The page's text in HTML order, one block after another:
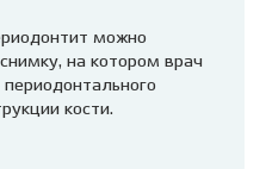
можно
на котором врач
кости.